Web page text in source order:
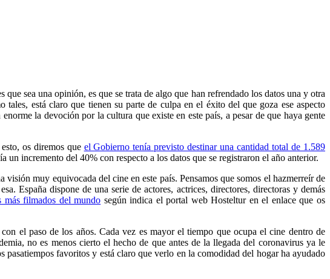
sea una opinión, es que se trata de algo que han refrendado los datos una y otra
está claro que tienen su parte de culpa en el éxito del que goza ese aspecto
la devoción por la cultura que existe en este país, a pesar de que haya gente
os diremos que el Gobierno tenía previsto destinar una cantidad total de 1.589
un incremento del 40% con respecto a los datos que se registraron el año anterior.
visión muy equivocada del cine en este país. Pensamos que somos el hazmerreír de
España dispone de una serie de actores, actrices, directores, directoras y demás
más filmados del mundo según indica el portal web Hosteltur en el enlace que os
el paso de los años. Cada vez es mayor el tiempo que ocupa el cine dentro de
no es menos cierto el hecho de que antes de la llegada del coronavirus ya le
favoritos y está claro que verlo en la comodidad del hogar ha ayudado